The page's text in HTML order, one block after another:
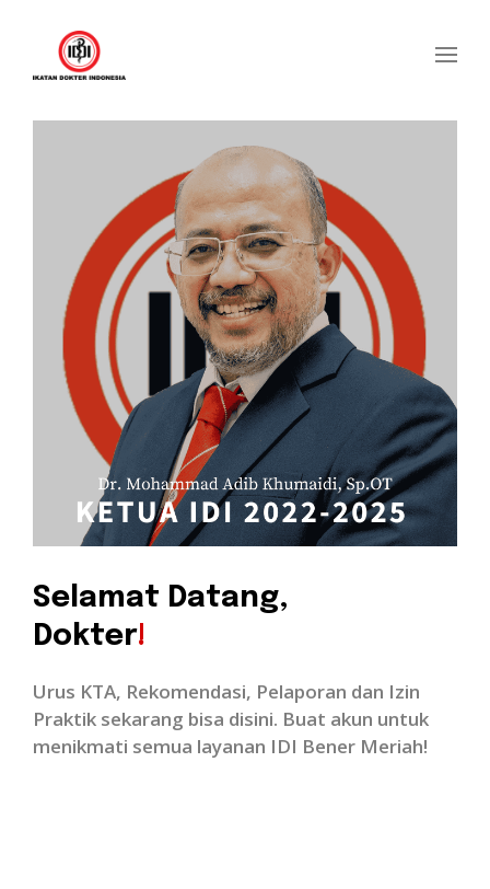
Selamat Datang,
Dokter!
Urus KTA, Rekomendasi, Pelaporan dan Izin
Praktik sekarang bisa disini. Buat akun untuk
menikmati semua layanan IDI Bener Meriah!